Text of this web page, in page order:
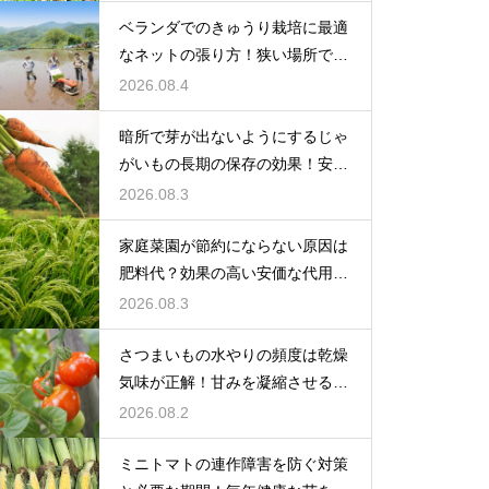
ベランダでのきゅうり栽培に最適
なネットの張り方！狭い場所でも
大収穫
2026.08.4
暗所で芽が出ないようにするじゃ
がいもの長期の保存の効果！安全
に食べ切る
2026.08.3
家庭菜園が節約にならない原因は
肥料代？効果の高い安価な代用品
を活用する
2026.08.3
さつまいもの水やりの頻度は乾燥
気味が正解！甘みを凝縮させる管
理法
2026.08.2
ミニトマトの連作障害を防ぐ対策